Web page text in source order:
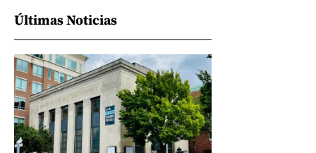
Últimas Noticias